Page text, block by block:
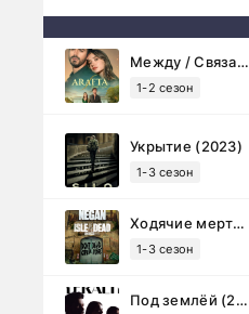
Между / Связанные судьбой (2025)
1-2 сезон
Укрытие (2023)
1-3 сезон
Ходячие мертвецы: Мертвый город (2023)
1-3 сезон
Под землёй (2026)